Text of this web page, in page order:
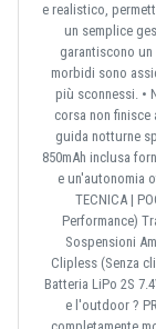
e realistico,
un semplice
garantiscono
morbidi sono
più sconnessi. •
corsa non
guida notturne
850mAh inclusa
e un'autonomia
TECNICA |
Performance)
Sospensioni
Clipless (Senza
Batteria LiPo 2S
e l'outdoor ?